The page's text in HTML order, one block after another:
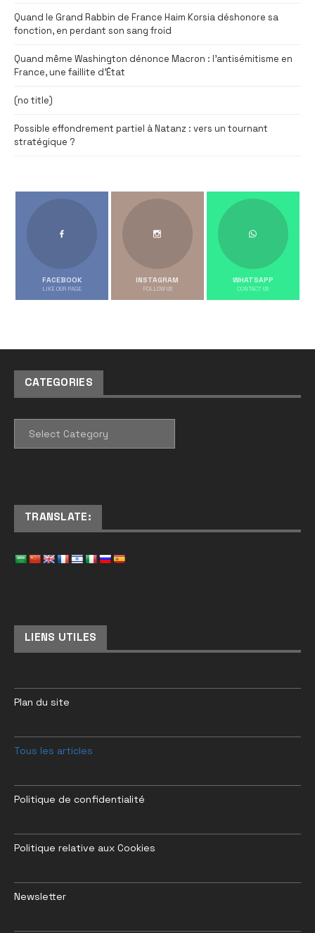
Quand le Grand Rabbin de France Haim Korsia déshonore sa
fonction, en perdant son sang froid
Quand même Washington dénonce Macron : l’antisémitisme en
France, une faillite d’État
(no title)
Possible effondrement partiel à Natanz : vers un tournant
stratégique ?
FACEBOOK
LIKE OUR PAGE
INSTAGRAM
FOLLOW US
WHATSAPP
CONTACT US
CATEGORIES
TRANSLATE:
LIENS UTILES
Plan du site
Tous les articles
Politique de confidentialité
Politique relative aux Cookies
Newsletter